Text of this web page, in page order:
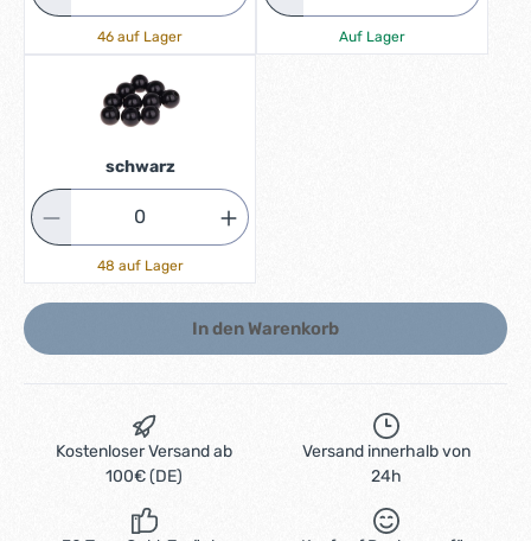
46 auf Lager Auf Lager
schwarz
48 auf Lager
In den Warenkorb
Kostenloser Versand ab
100€ (DE)
Versand innerhalb von
24h